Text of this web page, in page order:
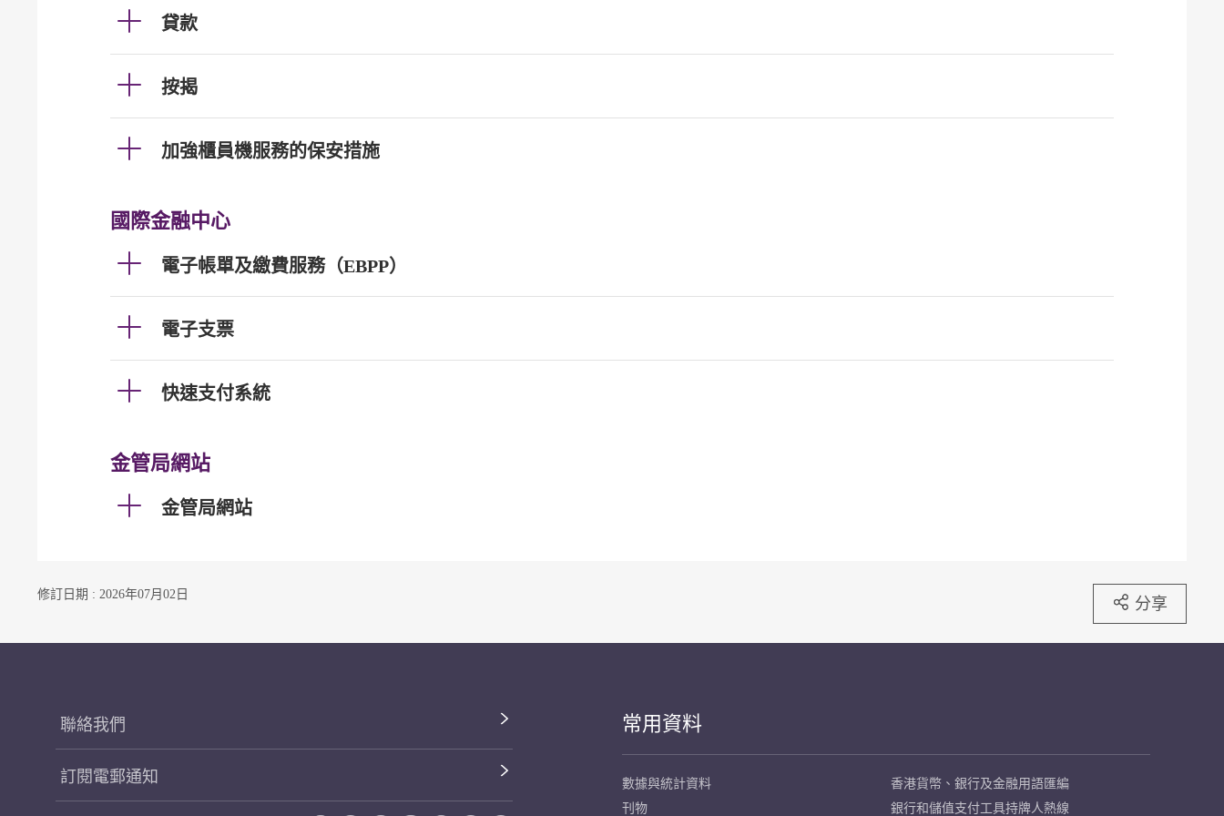
貸款
按揭
加強櫃員機服務的保安措施
國際金融中心
電子帳單及繳費服務（EBPP）
電子支票
快速支付系統
金管局網站
金管局網站
修訂日期 : 2026年07月02日 分享
聯絡我們
訂閱電郵通知
常用資料
數據與統計資料
刊物
香港貨幣、銀行及金融用語匯編
銀行和儲值支付工具持牌人熱線